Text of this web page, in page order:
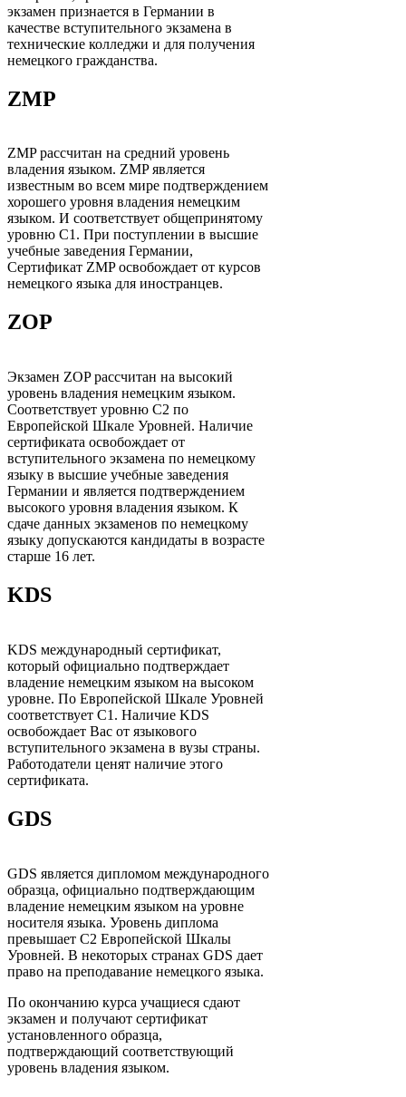
экзамен признается в Германии в
качестве вступительного экзамена в
технические колледжи и для получения
немецкого гражданства.
ZMP
ZMP рассчитан на средний уровень
владения языком. ZMP является
известным во всем мире подтверждением
хорошего уровня владения немецким
языком. И соответствует общепринятому
уровню С1. При поступлении в высшие
учебные заведения Германии,
Сертификат ZMP освобождает от курсов
немецкого языка для иностранцев.
ZOP
Экзамен ZOP рассчитан на высокий
уровень владения немецким языком.
Соответствует уровню С2 по
Европейской Шкале Уровней. Наличие
сертификата освобождает от
вступительного экзамена по немецкому
языку в высшие учебные заведения
Германии и является подтверждением
высокого уровня владения языком. К
сдаче данных экзаменов по немецкому
языку допускаются кандидаты в возрасте
старше 16 лет.
KDS
KDS международный сертификат,
который официально подтверждает
владение немецким языком на высоком
уровне. По Европейской Шкале Уровней
соответствует C1. Наличие KDS
освобождает Вас от языкового
вступительного экзамена в вузы страны.
Работодатели ценят наличие этого
сертификата.
GDS
GDS является дипломом международного
образца, официально подтверждающим
владение немецким языком на уровне
носителя языка. Уровень диплома
превышает C2 Европейской Шкалы
Уровней. В некоторых странах GDS дает
право на преподавание немецкого языка.
По окончанию курса учащиеся сдают
экзамен и получают сертификат
установленного образца,
подтверждающий соответствующий
уровень владения языком.